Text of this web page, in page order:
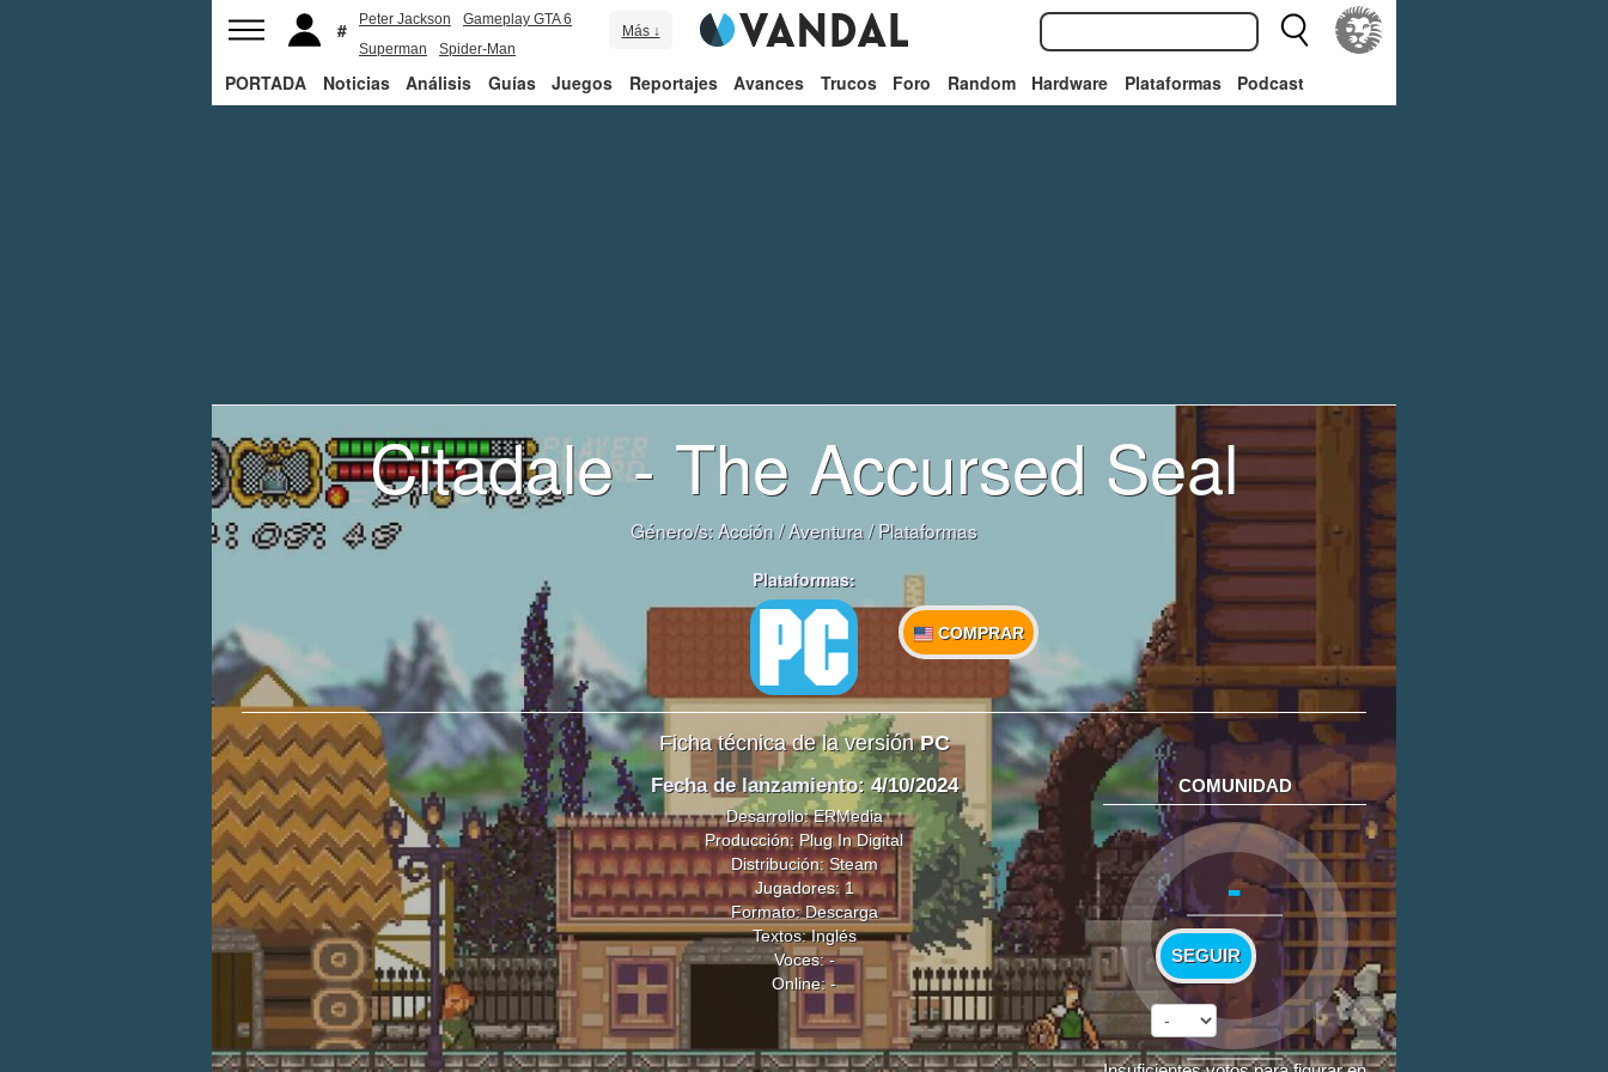
Peter Jackson
Gameplay GTA 6
Superman
Spider-Man
Más ↓
PORTADA Noticias Análisis Guías Juegos Reportajes Avances Trucos Foro Random Hardware Plataformas Podcast
Citadale - The Accursed Seal
Género/s: Acción/Aventura/Plataformas
Plataformas:
COMPRAR
Ficha técnica de la versiónPC
Fecha de lanzamiento: 4/10/2024
Desarrollo: ERMedia
Producción: Plug In Digital
Distribución: Steam
Jugadores: 1
Formato: Descarga
Textos: Inglés
Voces: -
Online: -
COMUNIDAD
-
SEGUIR